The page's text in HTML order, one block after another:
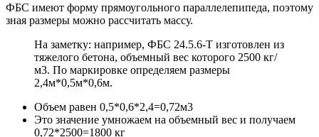
ФБС имеют форму прямоугольного параллелепипеда, поэтому
зная размеры можно рассчитать массу.
На заметку: например, ФБС 24.5.6-Т изготовлен из
тяжелого бетона, объемный вес которого 2500 кг/
м3. По маркировке определяем размеры
2,4м*0,5м*0,6м.
Объем равен 0,5*0,6*2,4=0,72м3
Это значение умножаем на объемный вес и получаем
0,72*2500=1800 кг